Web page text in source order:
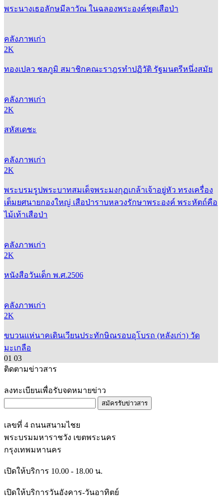
พระนางเธอลักษมีลาวัณ ในฉลองพระองค์ชุดเสือป่า
คลังภาพเก่า
2K
ทองเปลว ชลภูมิ สมาชิกคณะราฎรทำปฏิวัติ รัฐมนตรีหนึ่งสมัย
คลังภาพเก่า
2K
สหัสเดชะ
คลังภาพเก่า
2K
พระบรมรูปพระบาทสมเด็จพระมงกุฏเกล้าเจ้าอยู่หัว ทรงเครื่อง
เต็มยศนายกองใหญ่ เสือป่าราบหลวงรักษาพระองค์ พระหัตถ์คือ
ไม้เท้าเสือป่า
คลังภาพเก่า
2K
หนังสือวันเด็ก พ.ศ.2506
คลังภาพเก่า
2K
ขบวนแห่นาคเดินเวียนประทักษิณรอบอุโบรถ (หลังเก่า) วัด
มะเกลือ
01 03
ติดตามข่าวสาร
ลงทะเบียนเพื่อรับจดหมายข่าว
สมัครรับข่าวสาร
เลขที่ 4 ถนนสนามไชย
พระบรมมหาราชวัง เขตพระนคร
กรุงเทพมหานคร
เปิดให้บริการ 10.00 - 18.00 น.
เปิดให้บริการวันอังคาร-วันอาทิตย์